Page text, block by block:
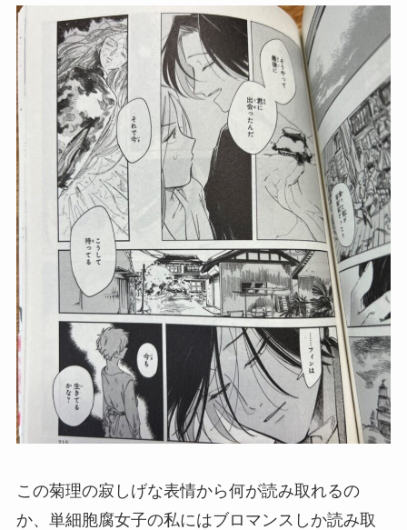
この菊理の寂しげな表情から何が読み取れるの
か、単細胞腐女子の私にはブロマンスしか読み取